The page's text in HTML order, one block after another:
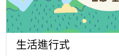
生活進行式